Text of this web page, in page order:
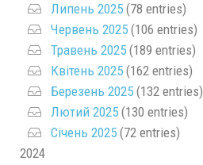
Липень 2025 (78 entries)
Червень 2025 (106 entries)
Травень 2025 (189 entries)
Квітень 2025 (162 entries)
Березень 2025 (132 entries)
Лютий 2025 (130 entries)
Січень 2025 (72 entries)
2024